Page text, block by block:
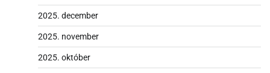
2025. december
2025. november
2025. október